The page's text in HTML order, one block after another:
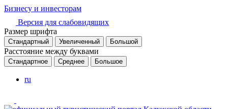
Бизнесу и инвесторам
Версия для слабовидящих
Размер шрифта
Стандартный Увеличенный Большой
Расстояние между буквами
Стандартное Среднее Большое
ru